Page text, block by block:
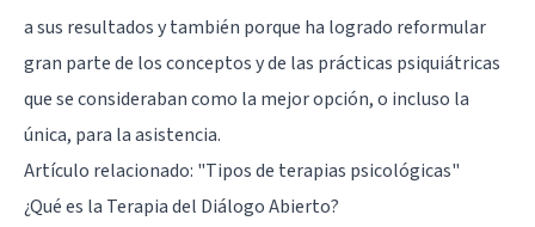
a sus resultados y también porque ha logrado reformular
gran parte de los conceptos y de las prácticas psiquiátricas
que se consideraban como la mejor opción, o incluso la
única, para la asistencia.
Artículo relacionado: "Tipos de terapias psicológicas"
¿Qué es la Terapia del Diálogo Abierto?